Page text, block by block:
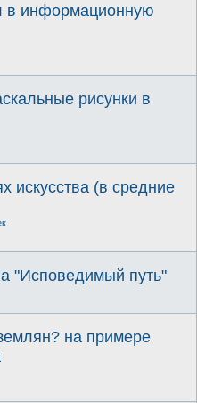
в информационную
рисунки в
искусства (в средние
"Исповедимый путь"
на примере